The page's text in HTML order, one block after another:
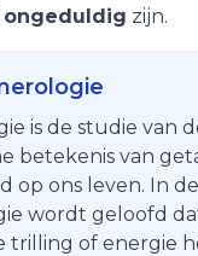
ongeduldig zijn.
is de studie van
betekenis van
op ons leven. In de
wordt geloofd
trilling of energie